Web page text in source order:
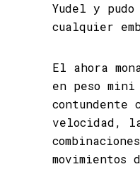
Yudel y
cualquier
El ahora
en peso mini
contundente
velocidad,
movimientos